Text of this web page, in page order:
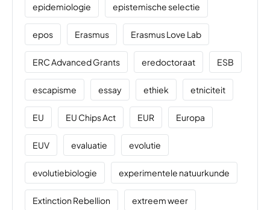
epidemiologie epistemische selectie
epos Erasmus Erasmus Love Lab
ERC Advanced Grants eredoctoraat ESB
escapisme essay ethiek etniciteit
EU EU Chips Act EUR Europa
EUV evaluatie evolutie
evolutiebiologie experimentele natuurkunde
Extinction Rebellion extreem weer